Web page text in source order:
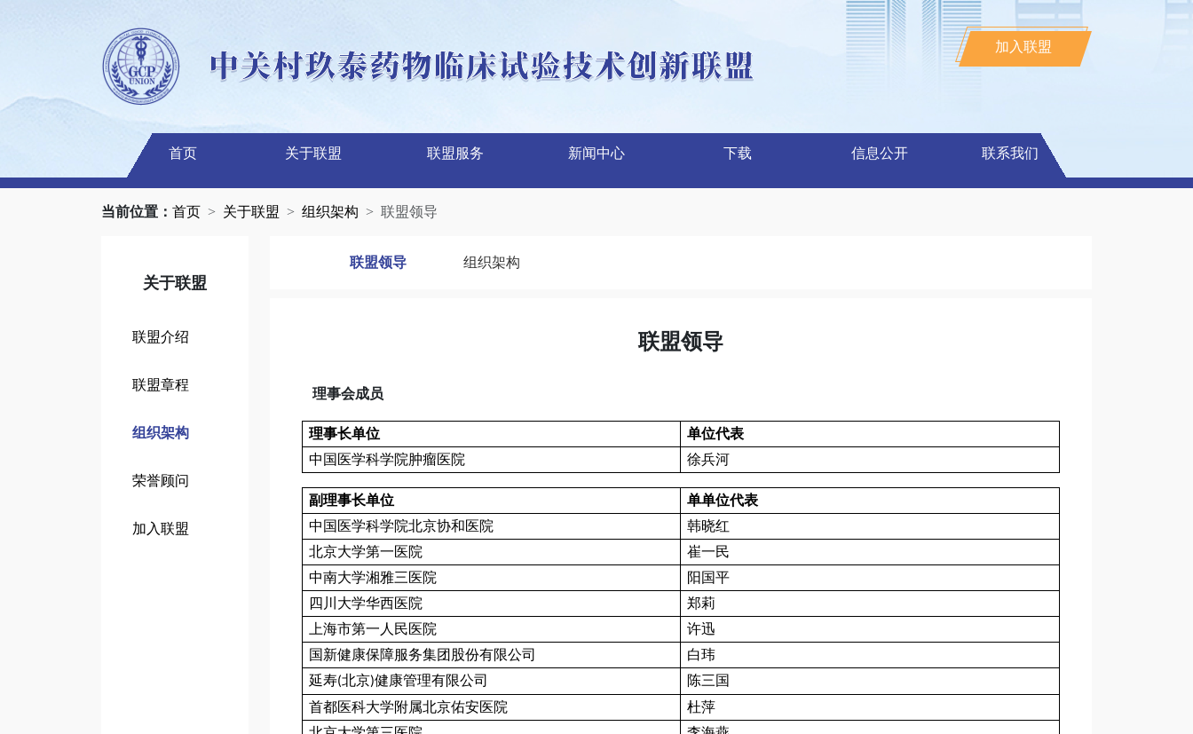
加入联盟
首页 关于联盟 联盟服务 新闻中心 下载 信息公开 联系我们
当前位置： 首页 关于联盟 组织架构 联盟领导
关于联盟
联盟介绍
联盟章程
组织架构
荣誉顾问
加入联盟
联盟领导 组织架构
联盟领导
理事会成员
理事长单位 单位代表
中国医学科学院肿瘤医院
徐兵河
副理事长单位 单单位代表
中国医学科学院北京协和医院
韩晓红
北京大学第一医院
崔一民
中南大学湘雅三医院
阳国平
四川大学华西医院
郑莉
上海市第一人民医院
许迅
国新健康保障服务集团股份有限公司
白玮
延寿(北京)健康管理有限公司
陈三国
首都医科大学附属北京佑安医院
杜萍